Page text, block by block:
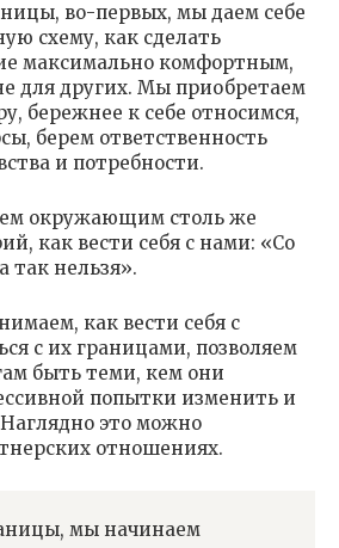
во-первых, мы даем себе
схему, как сделать
максимально комфортным,
для других. Мы приобретаем
бережнее к себе относимся,
берем ответственность
и потребности.
окружающим столь же
как вести себя с нами: «Со
так нельзя».
как вести себя с
с их границами, позволяем
быть теми, кем они
попытки изменить и
это можно
отношениях.
мы начинаем